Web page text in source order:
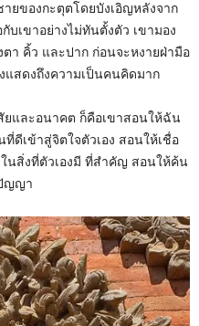
ยของกะตุตโดยบังเอิญหลังจาก
เขาอย่างไม่ทันตั้งตัว เขามอง
คิ้ว และปาก ก่อนจะหงายฝ่ามือ
แสดงถึงความเป็นคนคิดมาก
และอนาคต ก็คือเขาสอนให้ฉัน
ดีเข้าสู่จิตใจตัวเอง สอนให้เชื่อ
นสิ่งที่ตัวเองมี ที่สำคัญ สอนให้ค้น
ญญา